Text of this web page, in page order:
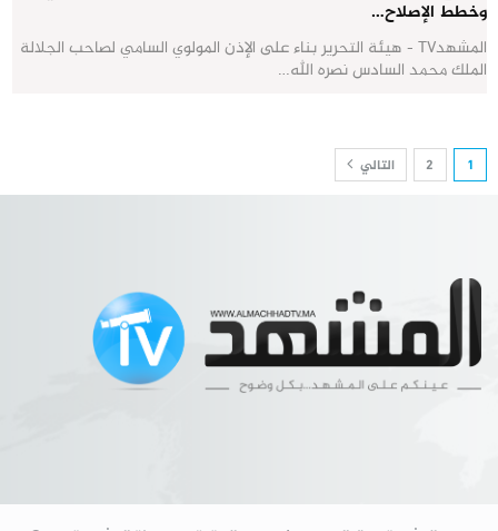
وخطط الإصلاح…
المشهدTV - هيئة التحرير بناء على الإذن المولوي السامي لصاحب الجلالة
الملك محمد السادس نصره الله…
1
2 التالي